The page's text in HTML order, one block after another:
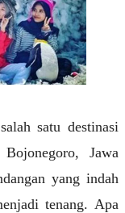
satu destinasi
Jawa
yang indah
tenang. Apa